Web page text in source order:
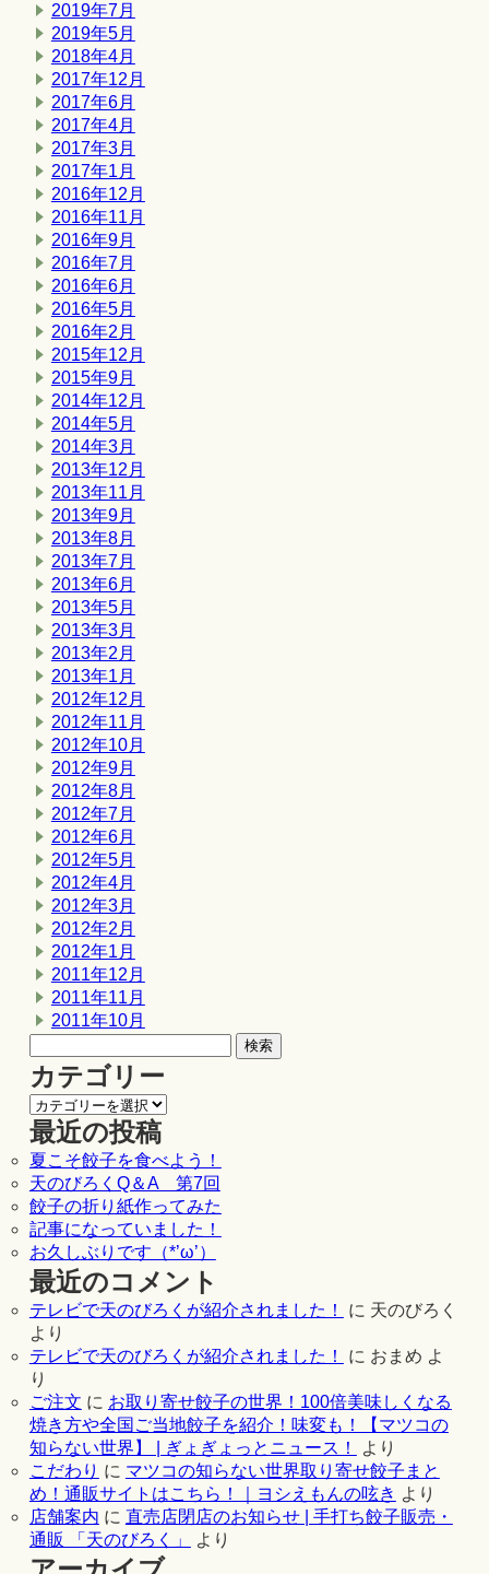
2019年7月
2019年5月
2018年4月
2017年12月
2017年6月
2017年4月
2017年3月
2017年1月
2016年12月
2016年11月
2016年9月
2016年7月
2016年6月
2016年5月
2016年2月
2015年12月
2015年9月
2014年12月
2014年5月
2014年3月
2013年12月
2013年11月
2013年9月
2013年8月
2013年7月
2013年6月
2013年5月
2013年3月
2013年2月
2013年1月
2012年12月
2012年11月
2012年10月
2012年9月
2012年8月
2012年7月
2012年6月
2012年5月
2012年4月
2012年3月
2012年2月
2012年1月
2011年12月
2011年11月
2011年10月
カテゴリー
最近の投稿
夏こそ餃子を食べよう！
天のびろくQ＆A 第7回
餃子の折り紙作ってみた
記事になっていました！
お久しぶりです（*’ω’）
最近のコメント
テレビで天のびろくが紹介されました！ に 天のびろく
より
テレビで天のびろくが紹介されました！
に おまめ よ
り
ご注文 に お取り寄せ餃子の世界！100倍美味しくなる
焼き方や全国ご当地餃子を紹介！味変も！【マツコの
知らない世界】 | ぎょぎょっとニュース！
より
こだわり に マツコの知らない世界取り寄せ餃子まと
め！通販サイトはこちら！｜ヨシえもんの呟き より
店舗案内 に 直売店閉店のお知らせ | 手打ち餃子販売・
通販 「天のびろく」
より